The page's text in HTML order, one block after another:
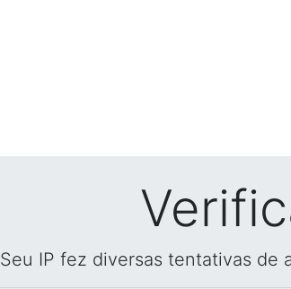
Seu IP fez diversas tentativas de